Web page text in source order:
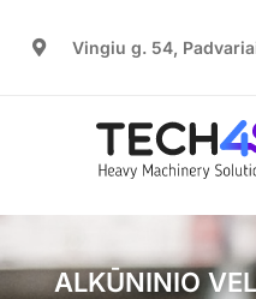
Vingiu g. 54,
ALKŪNINIO